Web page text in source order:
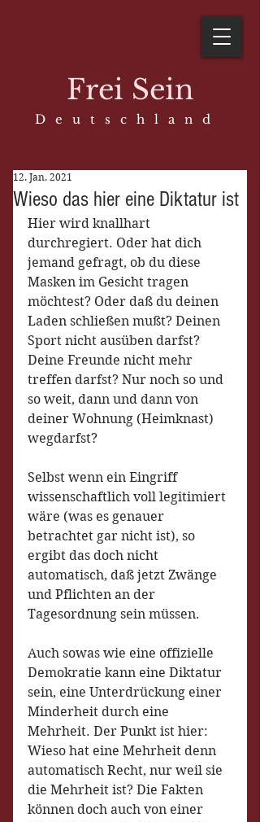
Frei Sein
D e u t s c h l a n d
Wieso das hier eine Diktatur ist
12. Jan. 2021
Hier wird knallhart
durchregiert. Oder hat dich
jemand gefragt, ob du diese
Masken im Gesicht tragen
möchtest? Oder daß du deinen
Laden schließen mußt? Deinen
Sport nicht ausüben darfst?
Deine Freunde nicht mehr
treffen darfst? Nur noch so und
so weit, dann und dann von
deiner Wohnung (Heimknast)
wegdarfst?
Selbst wenn ein Eingriff
wissenschaftlich voll legitimiert
wäre (was es genauer
betrachtet gar nicht ist), so
ergibt das doch nicht
automatisch, daß jetzt Zwänge
und Pflichten an der
Tagesordnung sein müssen.
Auch sowas wie eine offizielle
Demokratie kann eine Diktatur
sein, eine Unterdrückung einer
Minderheit durch eine
Mehrheit. Der Punkt ist hier:
Wieso hat eine Mehrheit denn
automatisch Recht, nur weil sie
die Mehrheit ist? Die Fakten
können doch auch von einer